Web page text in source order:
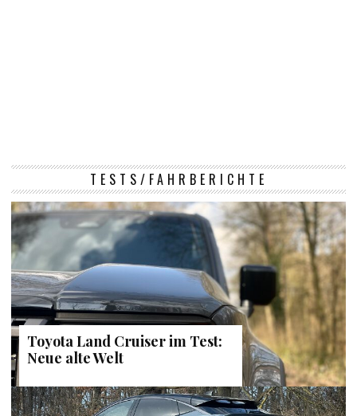
TESTS/FAHRBERICHTE
Toyota Land Cruiser im Test:
Neue alte Welt